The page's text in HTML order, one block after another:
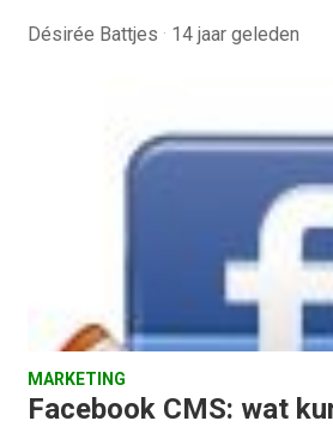
Désirée Battjes · 14 jaar geleden
MARKETING
Facebook CMS: wat